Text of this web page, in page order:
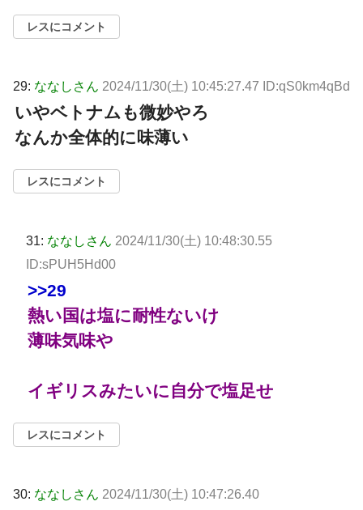
レスにコメント
29: ななしさん 2024/11/30(土) 10:45:27.47 ID:qS0km4qBd
いやベトナムも微妙やろ
なんか全体的に味薄い
レスにコメント
31: ななしさん 2024/11/30(土) 10:48:30.55
ID:sPUH5Hd00
>>29
熱い国は塩に耐性ないけ
薄味気味や
イギリスみたいに自分で塩足せ
レスにコメント
30: ななしさん 2024/11/30(土) 10:47:26.40